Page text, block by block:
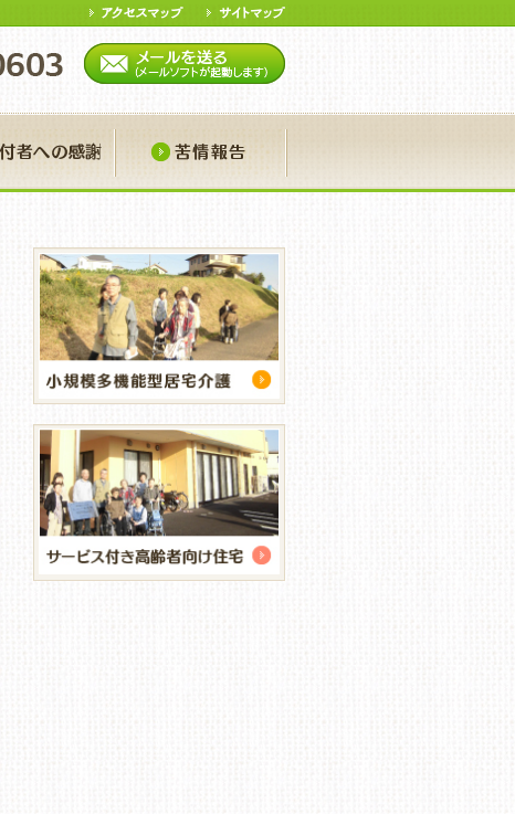
ア 寄付者への感謝